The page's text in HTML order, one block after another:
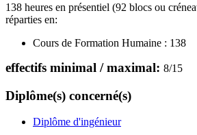
138 heures en présentiel (92 blocs ou
réparties en:
Cours de Formation Humaine : 138
effectifs minimal / maximal: 8/15
Diplôme(s) concerné(s)
Diplôme d'ingénieur